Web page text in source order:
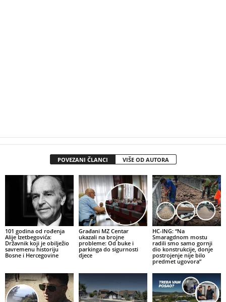
POVEZANI ČLANCI VIŠE OD AUTORA
101 godina od rođenja
Alije Izetbegovića:
Državnik koji je obilježio
savremenu historiju
Bosne i Hercegovine
Građani MZ Centar
ukazali na brojne
probleme: Od buke i
parkinga do sigurnosti
djece
HC-ING: “Na
Smaragdnom mostu
radili smo samo gornji
dio konstrukcije, donje
postrojenje nije bilo
predmet ugovora”